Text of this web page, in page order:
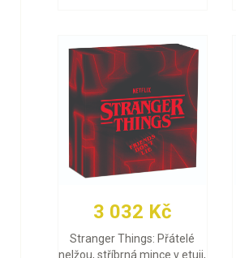
3 032 Kč
Stranger Things: Přátelé
nelžou, stříbrná mince v etuji,